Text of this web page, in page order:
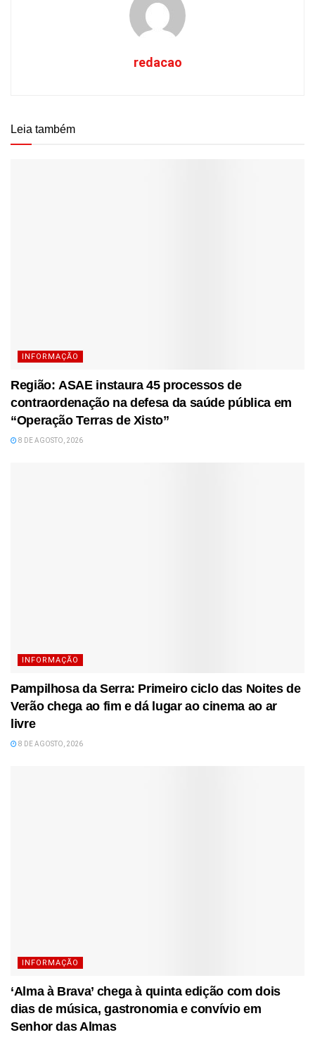
redacao
Leia também
INFORMAÇÃO
Região: ASAE instaura 45 processos de
contraordenação na defesa da saúde pública em
“Operação Terras de Xisto”
8 DE AGOSTO, 2026
INFORMAÇÃO
Pampilhosa da Serra: Primeiro ciclo das Noites de
Verão chega ao fim e dá lugar ao cinema ao ar
livre
8 DE AGOSTO, 2026
INFORMAÇÃO
‘Alma à Brava’ chega à quinta edição com dois
dias de música, gastronomia e convívio em
Senhor das Almas